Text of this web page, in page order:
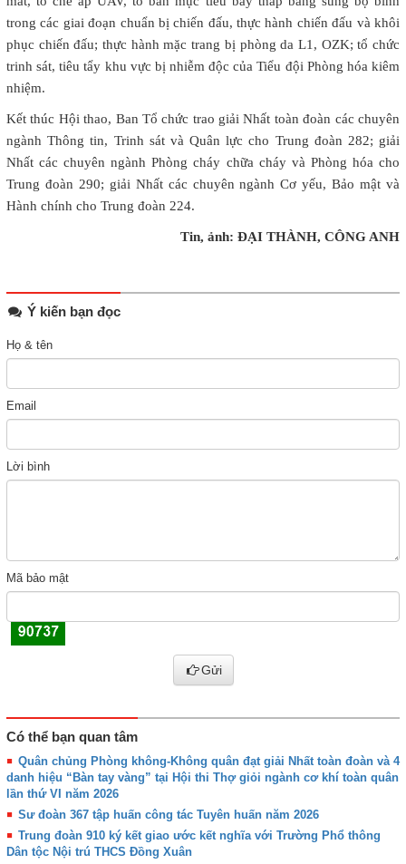
trong các giai đoạn chuẩn bị chiến đấu, thực hành chiến đấu và khôi
phục chiến đấu; thực hành mặc trang bị phòng da L1, OZK; tổ chức
trinh sát, tiêu tẩy khu vực bị nhiễm độc của Tiểu đội Phòng hóa kiêm
nhiệm.
Kết thúc Hội thao, Ban Tổ chức trao giải Nhất toàn đoàn các chuyên
ngành Thông tin, Trinh sát và Quân lực cho Trung đoàn 282; giải
Nhất các chuyên ngành Phòng cháy chữa cháy và Phòng hóa cho
Trung đoàn 290; giải Nhất các chuyên ngành Cơ yếu, Bảo mật và
Hành chính cho Trung đoàn 224.
Tin, ảnh: ĐẠI THÀNH, CÔNG ANH
Ý kiến bạn đọc
Họ & tên
Email
Lời bình
Mã bảo mật
Gửi
Có thể bạn quan tâm
Quân chủng Phòng không-Không quân đạt giải Nhất toàn đoàn và 4
danh hiệu “Bàn tay vàng” tại Hội thi Thợ giỏi ngành cơ khí toàn quân
lần thứ VI năm 2026
Sư đoàn 367 tập huấn công tác Tuyên huấn năm 2026
Trung đoàn 910 ký kết giao ước kết nghĩa với Trường Phổ thông
Dân tộc Nội trú THCS Đồng Xuân